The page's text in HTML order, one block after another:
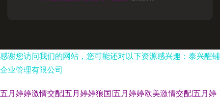
感谢您访问我们的网站，您可能还对以下资源感兴趣：泰兴醒铺
企业管理有限公司
五月婷婷激情交配|五月婷婷狼国|五月婷婷欧美激情交配|五月婷